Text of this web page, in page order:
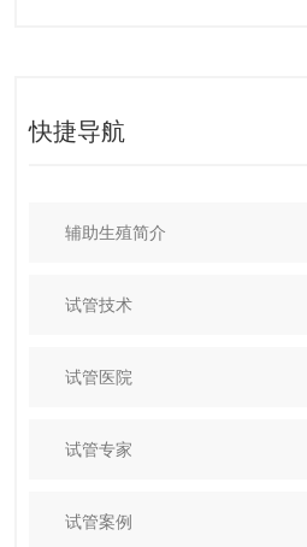
快捷导航
辅助生殖简介
试管技术
试管医院
试管专家
试管案例